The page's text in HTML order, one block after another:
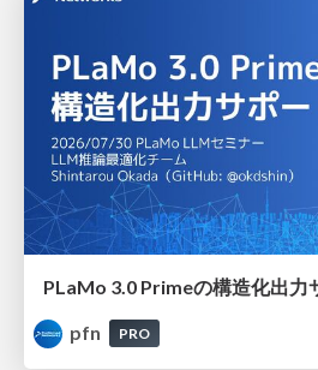
PLaMo 3.0 Primeの構造化出力
pfn
PRO